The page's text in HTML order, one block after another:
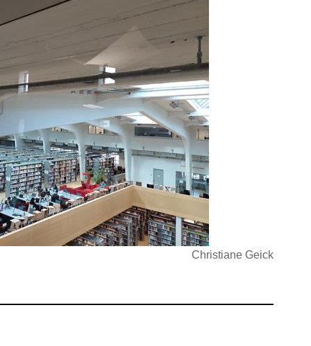
Christiane Geick